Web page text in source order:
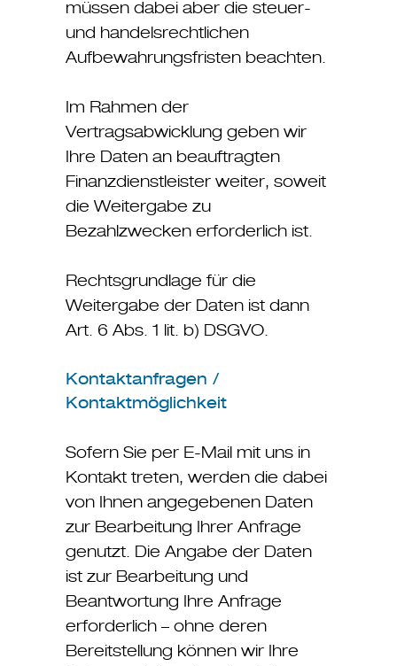
müssen dabei aber die steuer-
und handelsrechtlichen
Aufbewahrungsfristen beachten.
Im Rahmen der
Vertragsabwicklung geben wir
Ihre Daten an beauftragten
Finanzdienstleister weiter, soweit
die Weitergabe zu
Bezahlzwecken erforderlich ist.
Rechtsgrundlage für die
Weitergabe der Daten ist dann
Art. 6 Abs. 1 lit. b) DSGVO.
Kontaktanfragen /
Kontaktmöglichkeit
Sofern Sie per E-Mail mit uns in
Kontakt treten, werden die dabei
von Ihnen angegebenen Daten
zur Bearbeitung Ihrer Anfrage
genutzt. Die Angabe der Daten
ist zur Bearbeitung und
Beantwortung Ihre Anfrage
erforderlich – ohne deren
Bereitstellung können wir Ihre